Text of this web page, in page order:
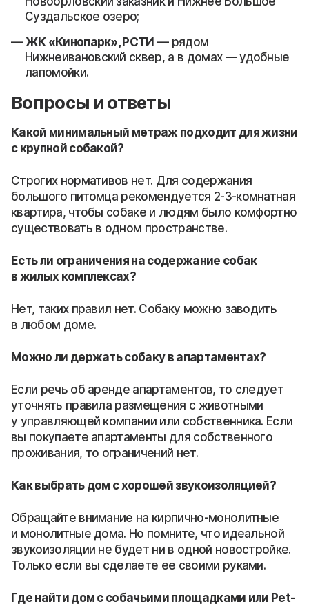
Суздальское озеро;
ЖК «Кинопарк», РСТИ — рядом
Нижнеивановский сквер, а в домах — удобные
лапомойки.
Вопросы и ответы
Какой минимальный метраж подходит для жизни
с крупной собакой?
Строгих нормативов нет. Для содержания
большого питомца рекомендуется 2-3-комнатная
квартира, чтобы собаке и людям было комфортно
существовать в одном пространстве.
Есть ли ограничения на содержание собак
в жилых комплексах?
Нет, таких правил нет. Собаку можно заводить
в любом доме.
Можно ли держать собаку в апартаментах?
Если речь об аренде апартаментов, то следует
уточнять правила размещения с животными
у управляющей компании или собственника. Если
вы покупаете апартаменты для собственного
проживания, то ограничений нет.
Как выбрать дом с хорошей звукоизоляцией?
Обращайте внимание на кирпично-монолитные
и монолитные дома. Но помните, что идеальной
звукоизоляции не будет ни в одной новостройке.
Только если вы сделаете ее своими руками.
Где найти дом с собачьими площадками или Pet-